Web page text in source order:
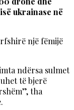
ukrainase në
një fëmijë
ndërsa sulmet
të bjerë
tha